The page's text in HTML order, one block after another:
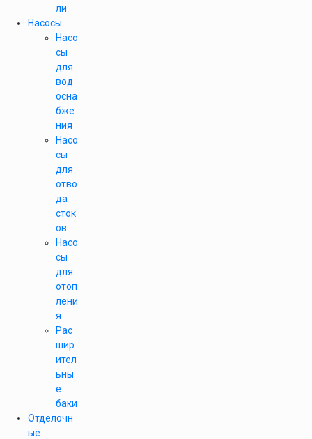
ли
Насосы
Насо
сы
для
вод
осна
бже
ния
Насо
сы
для
отво
да
сток
ов
Насо
сы
для
отоп
лени
я
Рас
шир
ител
ьны
е
баки
Отделочн
ые